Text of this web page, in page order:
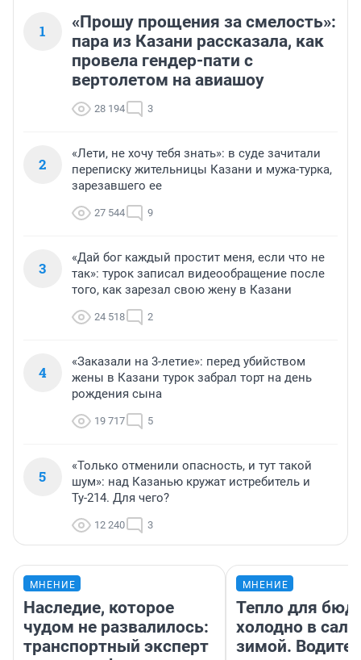
1
«Прошу прощения за смелость»:
пара из Казани рассказала, как
провела гендер-пати с
вертолетом на авиашоу
28 194 3
2
«Лети, не хочу тебя знать»: в суде зачитали
переписку жительницы Казани и мужа-турка,
зарезавшего ее
27 544 9
3
«Дай бог каждый простит меня, если что не
так»: турок записал видеообращение после
того, как зарезал свою жену в Казани
24 518 2
4
«Заказали на 3-летие»: перед убийством
жены в Казани турок забрал торт на день
рождения сына
19 717 5
5
«Только отменили опасность, и тут такой
шум»: над Казанью кружат истребитель и
Ту-214. Для чего?
12 240 3
МНЕНИЕ
Наследие, которое
чудом не развалилось:
транспортный эксперт
МНЕНИЕ
Тепло для
холодно в
зимой.